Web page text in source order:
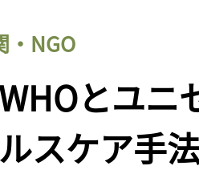
・NGO
WHOとユ
スケア手